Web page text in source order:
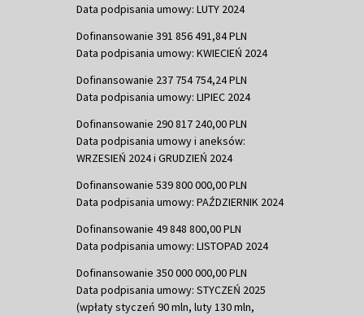
Data podpisania umowy: LUTY 2024
Dofinansowanie 391 856 491,84 PLN
Data podpisania umowy: KWIECIEŃ 2024
Dofinansowanie 237 754 754,24 PLN
Data podpisania umowy: LIPIEC 2024
Dofinansowanie 290 817 240,00 PLN
Data podpisania umowy i aneksów:
WRZESIEŃ 2024 i GRUDZIEŃ 2024
Dofinansowanie 539 800 000,00 PLN
Data podpisania umowy: PAŹDZIERNIK 2024
Dofinansowanie 49 848 800,00 PLN
Data podpisania umowy: LISTOPAD 2024
Dofinansowanie 350 000 000,00 PLN
Data podpisania umowy: STYCZEŃ 2025
(wpłaty styczeń 90 mln, luty 130 mln,